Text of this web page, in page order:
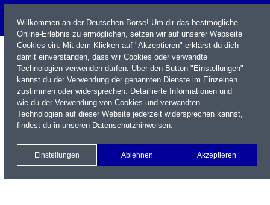
Name / WKN / ISIN / Kürzel
Newsletter Kontakt
Xetra Realtime
Watchlist Portfolio Login
Willkommen an der Deutschen Börse! Um dir das bestmögliche
Online-Erlebnis zu ermöglichen, setzen wir auf unserer Webseite
Cookies ein. Mit dem Klicken auf "Akzeptieren" erklärst du dich
damit einverstanden, dass wir Cookies oder verwandte
Technologien verwenden dürfen. Über den Button "Einstellungen"
kannst du der Verwendung der genannten Dienste im Einzelnen
zustimmen oder widersprechen. Detaillierte Informationen und
wie du der Verwendung von Cookies und verwandten
Technologien auf dieser Website jederzeit widersprechen kannst,
findest du in unseren Datenschutzhinweisen.
Einstellungen Ablehnen Akzeptieren